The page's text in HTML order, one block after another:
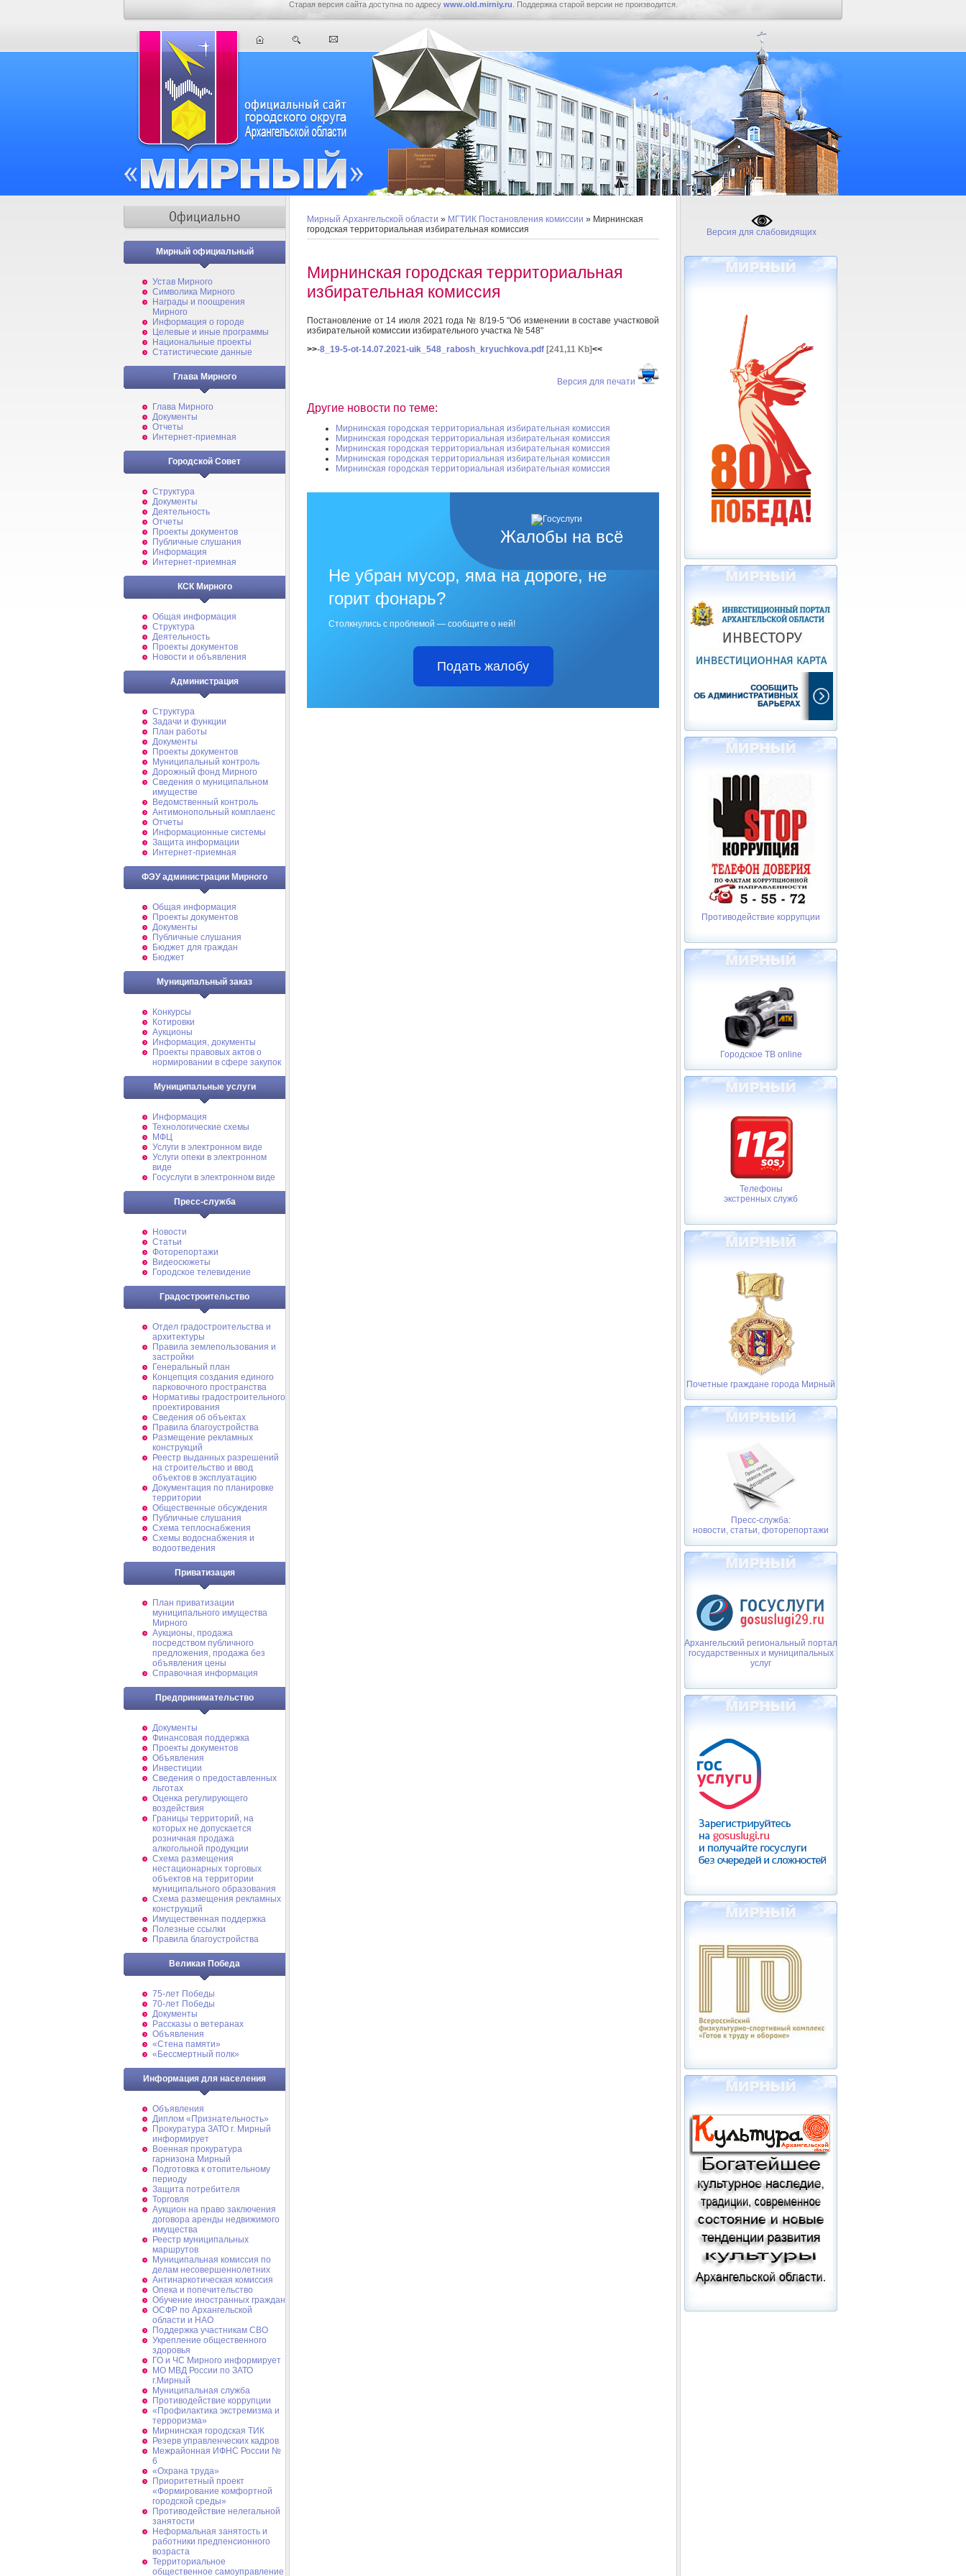
Старая версия сайта доступна по адресу www.old.mirniy.ru . Поддержка старой версии не производится.
Мирный официальный
Устав Мирного
Символика Мирного
Награды и поощрения
Мирного
Информация о городе
Целевые и иные программы
Национальные проекты
Статистические данные
Глава Мирного
Глава Мирного
Документы
Отчеты
Интернет-приемная
Городской Совет
Структура
Документы
Деятельность
Отчеты
Проекты документов
Публичные слушания
Информация
Интернет-приемная
КСК Мирного
Общая информация
Структура
Деятельность
Проекты документов
Новости и объявления
Администрация
Структура
Задачи и функции
План работы
Документы
Проекты документов
Муниципальный контроль
Дорожный фонд Мирного
Cведения о муниципальном
имуществе
Ведомственный контроль
Антимонопольный комплаенс
Отчеты
Информационные системы
Защита информации
Интернет-приемная
ФЭУ администрации Мирного
Общая информация
Проекты документов
Документы
Публичные слушания
Бюджет для граждан
Бюджет
Муниципальный заказ
Конкурсы
Котировки
Аукционы
Информация, документы
Проекты правовых актов о
нормировании в сфере закупок
Муниципальные услуги
Информация
Технологические схемы
МФЦ
Услуги в электронном виде
Услуги опеки в электронном
виде
Госуслуги в электронном виде
Пресс-служба
Новости
Статьи
Фоторепортажи
Видеосюжеты
Городское телевидение
Градостроительство
Отдел градостроительства и
архитектуры
Правила землепользования и
застройки
Генеральный план
Концепция создания единого
парковочного пространства
Нормативы градостроительного
проектирования
Сведения об объектах
Правила благоустройства
Размещение рекламных
конструкций
Реестр выданных разрешений
на строительство и ввод
объектов в эксплуатацию
Документация по планировке
территории
Общественные обсуждения
Публичные слушания
Схема теплоснабжения
Схемы водоснабжения и
водоотведения
Приватизация
План приватизации
муниципального имущества
Мирного
Аукционы, продажа
посредством публичного
предложения, продажа без
объявления цены
Справочная информация
Предпринимательство
Документы
Финансовая поддержка
Проекты документов
Объявления
Инвестиции
Сведения о предоставленных
льготах
Оценка регулирующего
воздействия
Границы территорий, на
которых не допускается
розничная продажа
алкогольной продукции
Схема размещения
нестационарных торговых
объектов на территории
муниципального образования
Схема размещения рекламных
конструкций
Имущественная поддержка
Полезные ссылки
Правила благоустройства
Великая Победа
75-лет Победы
70-лет Победы
Документы
Рассказы о ветеранах
Объявления
«Стена памяти»
«Бессмертный полк»
Информация для населения
Объявления
Диплом «Признательность»
Прокуратура ЗАТО г. Мирный
информирует
Военная прокуратура
гарнизона Мирный
Подготовка к отопительному
периоду
Защита потребителя
Торговля
Аукцион на право заключения
договора аренды недвижимого
имущества
Реестр муниципальных
маршрутов
Муниципальная комиссия по
делам несовершеннолетних
Антинаркотическая комиссия
Опека и попечительство
Обучение иностранных граждан
ОСФР по Архангельской
области и НАО
Поддержка участникам СВО
Укрепление общественного
здоровья
ГО и ЧС Мирного информирует
МО МВД России по ЗАТО
г.Мирный
Муниципальная cлужба
Противодействие коррупции
«Профилактика экстремизма и
терроризма»
Мирнинская городская ТИК
Резерв управленческих кадров
Межрайонная ИФНС России №
6
«Охрана труда»
Приоритетный проект
«Формирование комфортной
городской среды»
Противодействие нелегальной
занятости
Неформальная занятость и
работники предпенсионного
возраста
Территориальное
общественное самоуправление
Мирный Архангельской области » МГТИК Постановления комиссии » Мирнинская
городская территориальная избирательная комиссия
Мирнинская городская территориальная
избирательная комиссия
Постановление от 14 июля 2021 года № 8/19-5 "Об изменении в составе участковой
избирательной комиссии избирательного участка № 548"
>>-8_19-5-ot-14.07.2021-uik_548_rabosh_kryuchkova.pdf [241,11 Kb]<<
Версия для печати
Другие новости по теме:
Мирнинская городская территориальная избирательная комиссия
Мирнинская городская территориальная избирательная комиссия
Мирнинская городская территориальная избирательная комиссия
Мирнинская городская территориальная избирательная комиссия
Мирнинская городская территориальная избирательная комиссия
Жалобы на всё
Не убран мусор, яма на дороге, не
горит фонарь?
Столкнулись с проблемой — сообщите о ней!
Подать жалобу
Версия для слабовидящих
Противодействие коррупции
Городское ТВ online
Телефоны
экстренных служб
Почетные граждане города Мирный
Пресс-служба:
новости, статьи, фоторепортажи
Архангельский региональный портал
государственных и муниципальных
услуг